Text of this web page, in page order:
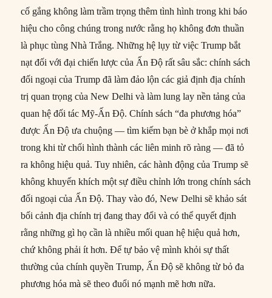
cố gắng không làm trầm trọng thêm tình hình trong khi báo
hiệu cho công chúng trong nước rằng họ không đơn thuần
là phục tùng Nhà Trắng. Những hệ lụy từ việc Trump bắt
nạt đối với đại chiến lược của Ấn Độ rất sâu sắc: chính sách
đối ngoại của Trump đã làm đảo lộn các giả định địa chính
trị quan trọng của New Delhi và làm lung lay nền tảng của
quan hệ đối tác Mỹ-Ấn Độ. Chính sách “đa phương hóa”
được Ấn Độ ưa chuộng — tìm kiếm bạn bè ở khắp mọi nơi
trong khi từ chối hình thành các liên minh rõ ràng — đã tỏ
ra không hiệu quả. Tuy nhiên, các hành động của Trump sẽ
không khuyến khích một sự điều chỉnh lớn trong chính sách
đối ngoại của Ấn Độ. Thay vào đó, New Delhi sẽ khảo sát
bối cảnh địa chính trị đang thay đổi và có thể quyết định
rằng những gì họ cần là nhiều mối quan hệ hiệu quả hơn,
chứ không phải ít hơn. Để tự bảo vệ mình khỏi sự thất
thường của chính quyền Trump, Ấn Độ sẽ không từ bỏ đa
phương hóa mà sẽ theo đuổi nó mạnh mẽ hơn nữa.